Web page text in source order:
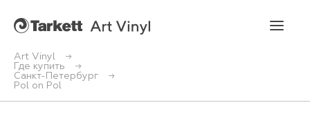
Art Vinyl
Где купить
Санкт-Петербург
Pol on Pol